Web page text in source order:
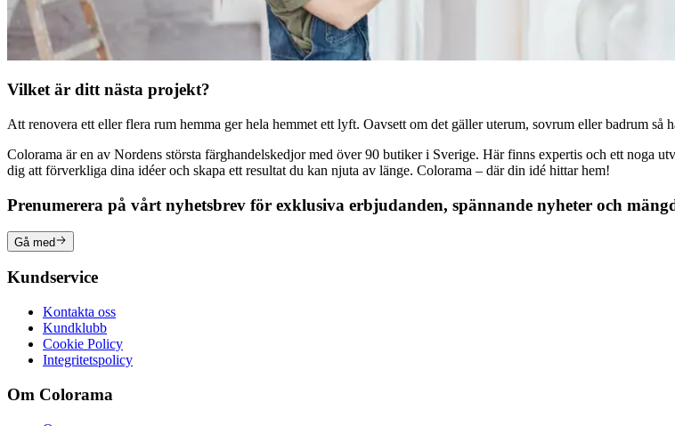
Vilket är ditt nästa projekt?
Att renovera ett eller flera rum hemma ger hela hemmet ett lyft. Oavsett om det gäller uterum, sovrum eller badrum
Colorama är en av Nordens största färghandelskedjor med över 90 butiker i Sverige. Här finns expertis och ett noga
dig att förverkliga dina idéer och skapa ett resultat du kan njuta av länge. Colorama – där din idé hittar hem!
Prenumerera på vårt nyhetsbrev för exklusiva erbjudanden, spännande nyheter och
Gå med
Kundservice
Kontakta oss
Kundklubb
Cookie Policy
Integritetspolicy
Om Colorama